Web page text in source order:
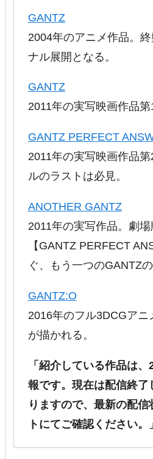
GANTZ
2004年のアニメ作品。
ナル展開となる。
GANTZ
2011年の実写映画作品第
GANTZ PERFECT
2011年の実写映画作品
ルのラストは必見。
ANOTHER GANTZ
2011年の実写作品。劇場
【GANTZ PERFECT
ぐ、もう一つのGANTZの
GANTZ:O
2016年のフル3DCGアニ
が描かれる。
「紹介している作品は
報です。現在は配信終了
りますので、最新の配
トにてご確認ください。」